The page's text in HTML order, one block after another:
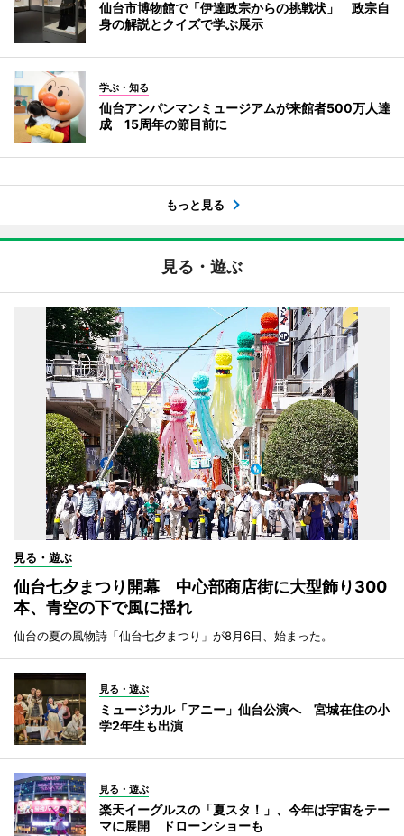
仙台市博物館で「伊達政宗からの挑戦状」 政宗自
身の解説とクイズで学ぶ展示
学ぶ・知る
仙台アンパンマンミュージアムが来館者500万人達
成 15周年の節目前に
もっと見る
見る・遊ぶ
見る・遊ぶ
仙台七夕まつり開幕 中心部商店街に大型飾り300
本、青空の下で風に揺れ
仙台の夏の風物詩「仙台七夕まつり」が8月6日、始まった。
見る・遊ぶ
ミュージカル「アニー」仙台公演へ 宮城在住の小
学2年生も出演
見る・遊ぶ
楽天イーグルスの「夏スタ！」、今年は宇宙をテー
マに展開 ドローンショーも